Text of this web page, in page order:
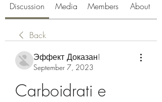
Discussion Media Members About
Back
Эффект Доказан!
September 7, 2023
Carboidrati e